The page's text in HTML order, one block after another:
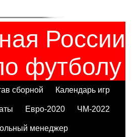
России
футболу
сборной Календарь игр
Евро-2020 ЧМ-2022
менеджер